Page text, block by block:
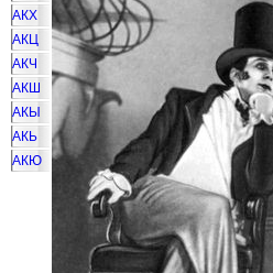
АКХ
АКЦ
АКЧ
АКШ
АКЫ
АКЬ
АКЮ